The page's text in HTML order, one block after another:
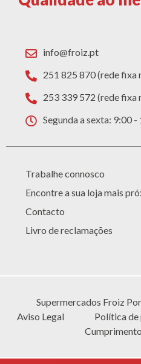
info@froiz.pt
251 825 870 (rede fixa
253 339 572 (rede fixa
Segunda a sexta: 9:00 -
Trabalhe connosco
Encontre a sua loja mais
Contacto
Livro de reclamações
Supermercados Froiz
Aviso Legal
Política